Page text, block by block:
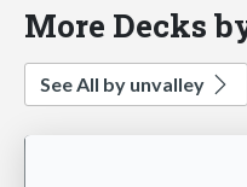
More Decks
See All by unvalley